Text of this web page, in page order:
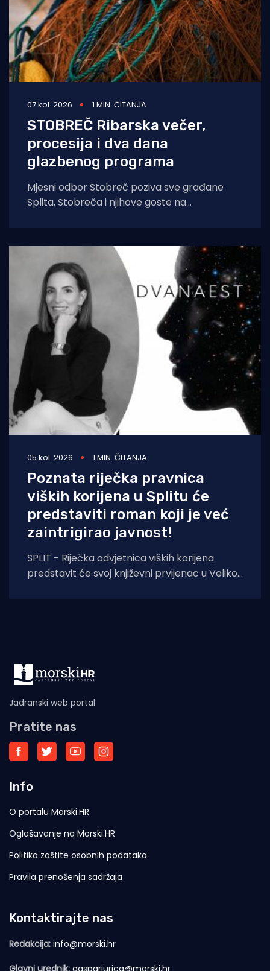
07 kol. 2026 1 MIN. ČITANJA
STOBREČ Ribarska večer,
procesija i dva dana
glazbenog programa
Mjesni odbor Stobreč poziva sve građane
Splita, Stobreča i njihove goste na
05 kol. 2026 1 MIN. ČITANJA
Poznata riječka pravnica
viških korijena u Splitu će
predstaviti roman koji je već
zaintrigirao javnost!
SPLIT - Riječka odvjetnica viških korijena
predstavit će svoj književni prvijenac u Velikoj
Jadranski web portal
Pratite nas
Info
O portalu Morski.HR
Oglašavanje na Morski.HR
Politika zaštite osobnih podataka
Pravila prenošenja sadržaja
Kontaktirajte nas
Redakcija: info@morski.hr